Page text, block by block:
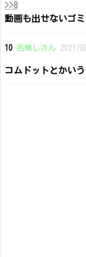
>>8
動画も出せないゴ
10 名無しさん 2021/
コムドットとかい